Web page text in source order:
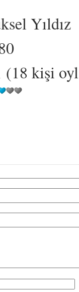
Yıldız
(18 kişi